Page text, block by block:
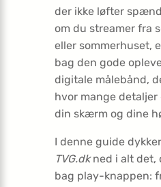
der ikke løfter
om du streamer fra
eller sommerhuset,
bag den gode
digitale målebånd,
hvor mange
din skærm og dine
I denne guide dykker
TVG.dkned i alt det,
bag play-knappen: